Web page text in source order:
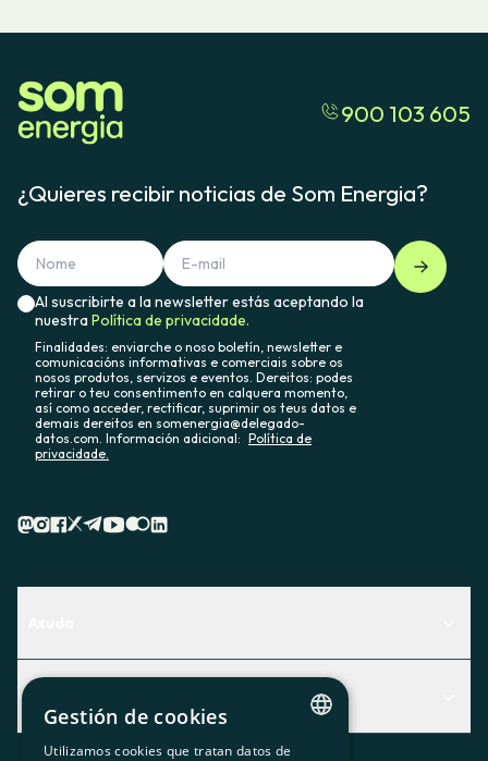
900 103 605
¿Quieres recibir noticias de Som Energia?
Al suscribirte a la newsletter estás aceptando la
nuestraPolítica de privacidade.
Finalidades: enviarche o noso boletín, newsletter e
comunicacións informativas e comerciais sobre os
nosos produtos, servizos e eventos. Dereitos: podes
retirar o teu consentimento en calquera momento,
así como acceder, rectificar, suprimir os teus datos e
demais dereitos en somenergia@delegado-
datos.com. Información adicional: Política de
privacidade.
Descubre qué servicio te encaja mejor
Contacto
Actualidad
Gestión de cookies
Utilizamos cookies que tratan datos de